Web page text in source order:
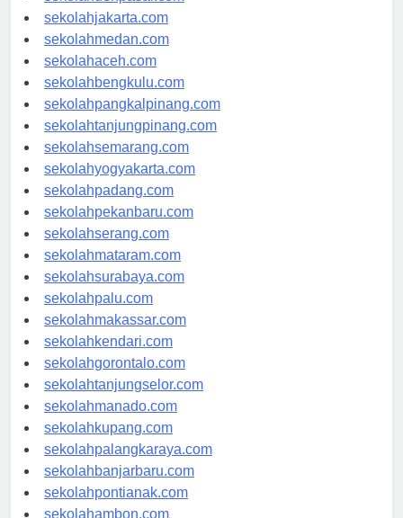
sekolahdenpasar.com
sekolahjakarta.com
sekolahmedan.com
sekolahaceh.com
sekolahbengkulu.com
sekolahpangkalpinang.com
sekolahtanjungpinang.com
sekolahsemarang.com
sekolahyogyakarta.com
sekolahpadang.com
sekolahpekanbaru.com
sekolahserang.com
sekolahmataram.com
sekolahsurabaya.com
sekolahpalu.com
sekolahmakassar.com
sekolahkendari.com
sekolahgorontalo.com
sekolahtanjungselor.com
sekolahmanado.com
sekolahkupang.com
sekolahpalangkaraya.com
sekolahbanjarbaru.com
sekolahpontianak.com